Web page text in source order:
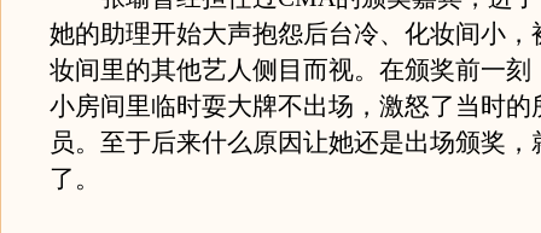
她的助理开始大声抱怨后台冷、化妆间小，
妆间里的其他艺人侧目而视。在颁奖前一刻
小房间里临时耍大牌不出场，激怒了当时的
员。至于后来什么原因让她还是出场颁奖，
了。